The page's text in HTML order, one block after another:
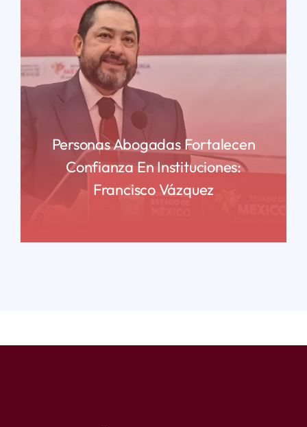
Personas Abogadas Fortalecen
Confianza En Instituciones:
Francisco Vázquez